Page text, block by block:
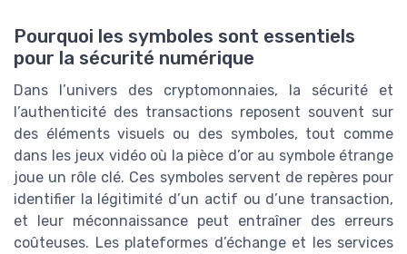
Pourquoi les symboles sont essentiels
pour la sécurité numérique
Dans l’univers des cryptomonnaies, la sécurité et
l’authenticité des transactions reposent souvent sur
des éléments visuels ou des symboles, tout comme
dans les jeux vidéo où la pièce d’or au symbole étrange
joue un rôle clé. Ces symboles servent de repères pour
identifier la légitimité d’un actif ou d’une transaction,
et leur méconnaissance peut entraîner des erreurs
coûteuses. Les plateformes d’échange et les services